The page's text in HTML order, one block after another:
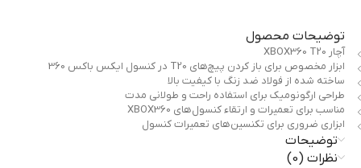
توضیحات محصول
آچار XBOX360 T20
ابزار مخصوص برای باز کردن پیچ‌های T20 در کنسول ایکس باکس 360
ساخته شده از فولاد ضد زنگ با کیفیت بالا
طراحی ارگونومیک برای استفاده راحت و طولانی مدت
مناسب برای تعمیرات و ارتقاء کنسول‌های XBOX360
ابزاری ضروری برای تکنسین‌های تعمیرات کنسول
توضیحات
نظرات (0)